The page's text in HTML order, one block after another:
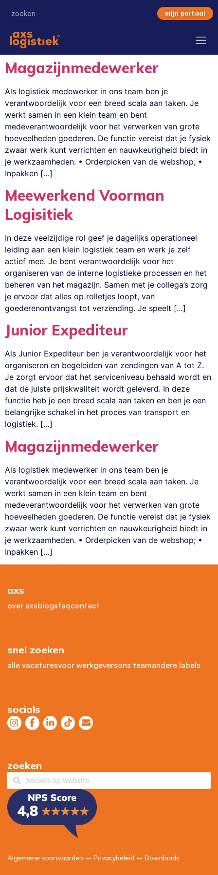
mijn portaal
Magazijnmedewerker
Als logistiek medewerker in ons team ben je
verantwoordelijk voor een breed scala aan taken. Je
werkt samen in een klein team en bent
medeverantwoordelijk voor het verwerken van grote
hoeveelheden goederen. De functie vereist dat je fysiek
zwaar werk kunt verrichten en nauwkeurigheid biedt in
je werkzaamheden. • Orderpicken van de webshop; •
Inpakken […]
Meewerkend Voorman
Logisitiek
In deze veelzijdige rol geef je dagelijks operationeel
leiding aan een klein logistiek team en werk je zelf
actief mee. Je bent verantwoordelijk voor het
organiseren van de interne logistieke processen en het
beheren van het magazijn. Samen met je collega’s zorg
je ervoor dat alles op rolletjes loopt, van
goederenontvangst tot verzending. Je speelt […]
Junior Expediteur
Als Junior Expediteur ben je verantwoordelijk voor het
organiseren en begeleiden van zendingen van A tot Z.
Je zorgt ervoor dat het serviceniveau behaald wordt en
dat de juiste prijskwaliteit wordt geleverd. In deze
functie heb je een breed scala aan taken en ben je een
belangrijke schakel in het proces van transport en
logistiek. […]
Magazijnmedewerker
Als logistiek medewerker in ons team ben je
verantwoordelijk voor een breed scala aan taken. Je
werkt samen in een klein team en bent
medeverantwoordelijk voor het verwerken van grote
hoeveelheden goederen. De functie vereist dat je fysiek
zwaar werk kunt verrichten en nauwkeurigheid biedt in
je werkzaamheden. • Orderpicken van de webshop; •
Inpakken […]
axs
over axsblogsfaqcontact
snel zoeken
alle vacaturesvoor werkgeversons teamandere labels
socials
zoeken
Algemene voorwaarden – Privacybeleid – Downloads